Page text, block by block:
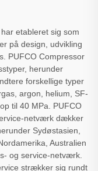
etableret sig som
på design, udvikling
PUFCO Compressor
herunder
forskellige typer
argon, helium, SF-
til 40 MPa. PUFCO
netværk dækker
Sydøstasien,
Australien
og service-netværk.
strækker sig rundt